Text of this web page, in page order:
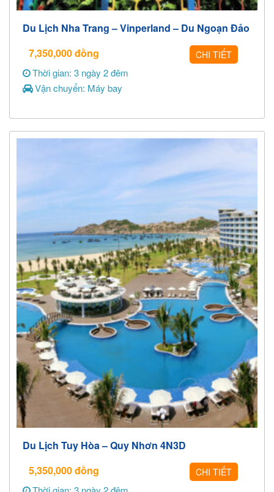
Du Lịch Nha Trang – Vinperland – Du Ngoạn Đảo
7,350,000đồng CHI TIẾT
Thời gian: 3 ngày 2 đêm
Vận chuyển: Máy bay
Du Lịch Tuy Hòa – Quy Nhơn 4N3D
5,350,000đồng CHI TIẾT